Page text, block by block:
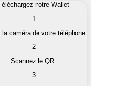
qui vous intéressent
en monnaie
notre Wallet
1
la caméra de votre téléphone.
2
Scannez le QR.
3